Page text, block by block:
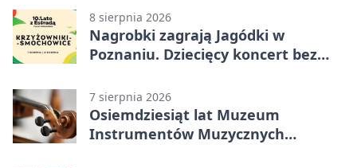
8 sierpnia 2026
Nagrobki zagrają Jagódki w
Poznaniu. Dziecięcy koncert bez
7 sierpnia 2026
Osiemdziesiąt lat Muzeum
Instrumentów Muzycznych